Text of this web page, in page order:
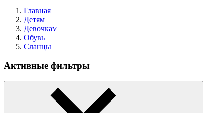
Главная
Детям
Девочкам
Обувь
Сланцы
Активные фильтры